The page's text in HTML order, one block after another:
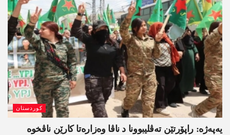
کوردستان
یەپەژە: راپۆرتێن تەڤلیبوونا د ناڤا وەزارەتا کارێن ناڤخوە